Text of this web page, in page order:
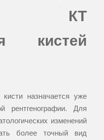
КТ
кистей
назначается уже
рентгенографии. Для
изменений
более точный вид